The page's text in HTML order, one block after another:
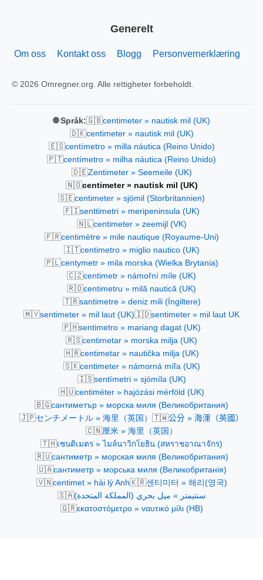
Generelt
Om oss Kontakt oss Blogg Personvernerklæring
© 2026 Omregner.org. Alle rettigheter forbeholdt.
🌐 Språk:🇬🇧centimeter » nautisk mil (UK)
🇩🇰centimeter » nautisk mil (UK)
🇪🇸centímetro » milla náutica (Reino Unido)
🇵🇹centímetro » milha náutica (Reino Unido)
🇩🇪Zentimeter » Seemeile (UK)
🇳🇴centimeter » nautisk mil (UK)
🇸🇪centimeter » sjömil (Storbritannien)
🇫🇮senttimetri » meripeninsula (UK)
🇳🇱centimeter » zeemijl (VK)
🇫🇷centimètre » mile nautique (Royaume-Uni)
🇮🇹centimetro » miglio nautico (UK)
🇵🇱centymetr » mila morska (Wielka Brytania)
🇨🇿centimetr » námořní míle (UK)
🇷🇴centimetru » milă nautică (UK)
🇹🇷santimetre » deniz mili (İngiltere)
🇲🇾sentimeter » mil laut (UK)🇮🇩sentimeter » mil laut UK
🇵🇭sentimetro » mariang dagat (UK)
🇷🇸centimetar » morska milja (UK)
🇭🇷centimetar » nautička milja (UK)
🇸🇰centimeter » námorná míľa (UK)
🇮🇸sentímetri » sjómíla (UK)
🇭🇺centiméter » hajózási mérföld (UK)
🇧🇬сантиметър » морска миля (Великобритания)
🇯🇵センチメートル » 海里（英国） 🇹🇼公分 » 海浬（英國）
🇨🇳厘米 » 海里（英国）
🇹🇭เซนติเมตร » ไมล์นาวิกโยธิน (สหราชอาณาจักร)
🇷🇺сантиметр » морская миля (Великобритания)
🇺🇦сантиметр » морська миля (Великобританія)
🇻🇳centimet » hải lý Anh🇰🇷센티미터 » 해리(영국)
🇸🇦سنتيمتر » ميل بحري (المملكة المتحدة)
🇬🇷εκατοστόμετρο » ναυτικό μίλι (ΗΒ)